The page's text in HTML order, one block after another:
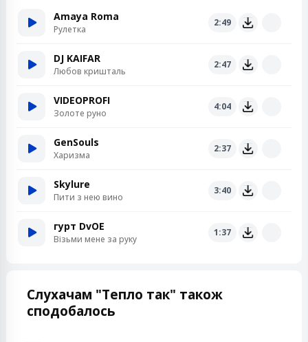
Amaya Roma
Рулетка
2:49
DJ KAIFAR
Любов кришталь
2:47
VIDEOPROFI
Золоте руно
4:04
GenSouls
Харизма
2:37
Skylure
Пити з нею вино
3:40
гурт DvOE
Візьми мене за руку
1:37
Слухачам "Тепло так" також
сподобалось